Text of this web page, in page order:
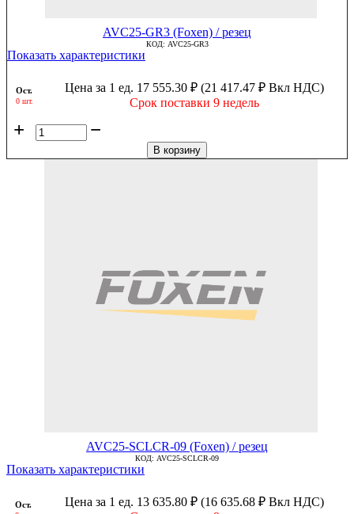
AVC25-GR3 (Foxen) / резец
КОД: AVC25-GR3
Показать характеристики
Ост.
0 шт.
Цена за 1 ед. 17 555.30 ₽ (21 417.47 ₽Вкл НДС)
Срок поставки 9 недель
+ −
В корзину
AVC25-SCLCR-09 (Foxen) / резец
КОД: AVC25-SCLCR-09
Показать характеристики
Ост. Цена за 1 ед. 13 635.80 ₽ (16 635.68 ₽Вкл НДС)